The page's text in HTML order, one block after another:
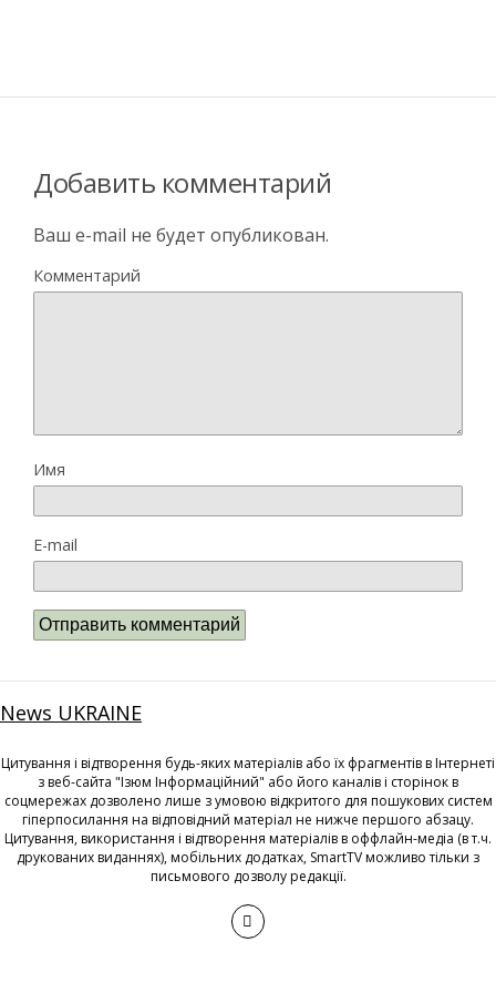
Добавить комментарий
Ваш e-mail не будет опубликован.
Комментарий
Имя
E-mail
News UKRAINE
Цитування і відтворення будь-яких матеріалів або їх фрагментів в Інтернеті
з веб-сайта "Ізюм Інформаційний" або його каналів і сторінок в
соцмережах дозволено лише з умовою відкритого для пошукових систем
гіперпосилання на відповідний матеріал не нижче першого абзацу.
Цитування, використання і відтворення матеріалів в оффлайн-медіа (в т.ч.
друкованих виданнях), мобільних додатках, SmartTV можливо тільки з
письмового дозволу редакції.